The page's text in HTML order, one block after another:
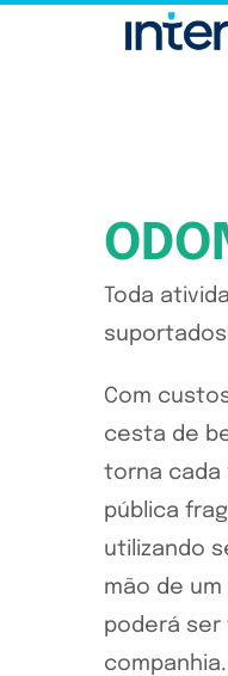
Toda
Com
cesta de
torna cada
pública
utilizando
mão de
poderá ser
companhia.